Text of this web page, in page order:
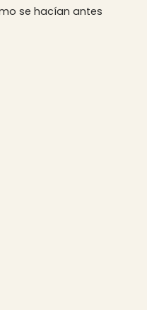
se hacían antes